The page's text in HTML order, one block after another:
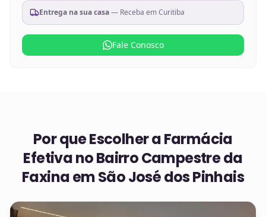
Entrega na sua casa— Receba emCuritiba
Fale Conosco
Por que Escolher a Farmácia
Efetiva noBairro Campestre da
Faxina em São José dos Pinhais